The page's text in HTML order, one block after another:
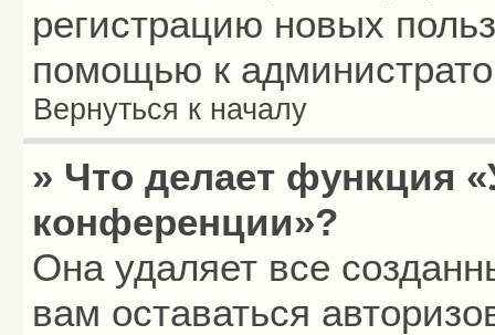
регистрацию новых
помощью к
Вернуться к началу
» Что делает функция
конференции»?
Она удаляет все
вам оставаться